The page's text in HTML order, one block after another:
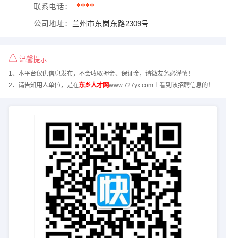
联系电话： ****
公司地址： 兰州市东岗东路2309号
温馨提示
1、本平台仅供信息发布，不会收取押金、保证金，请微友务必谨慎！
2、请告知用人单位，是在东乡人才网www.727yx.com上看到该招聘信息的！